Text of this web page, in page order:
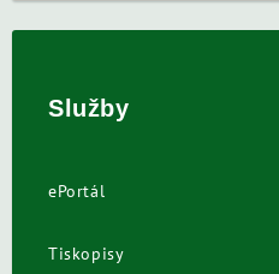
Služby
ePortál
Tiskopisy